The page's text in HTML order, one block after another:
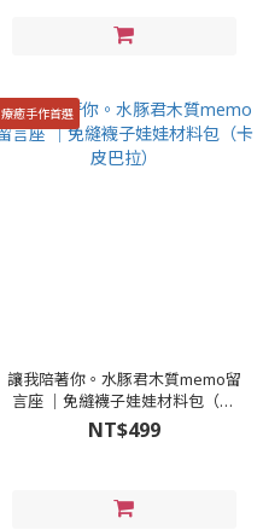
療癒手作首選
讓我陪著你。水豚君木質memo留
言座 │免縫襪子娃娃材料包（卡
皮巴拉）
NT$499